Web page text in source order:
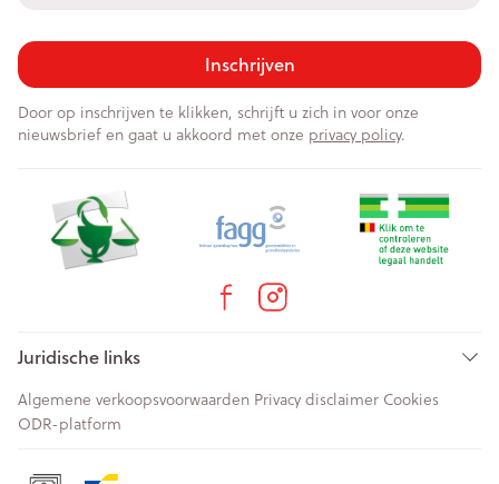
Inschrijven
Door op inschrijven te klikken, schrijft u zich in voor onze
nieuwsbrief en gaat u akkoord met onze privacy policy.
Juridische links
Algemene verkoopsvoorwaarden Privacy disclaimer Cookies
ODR-platform